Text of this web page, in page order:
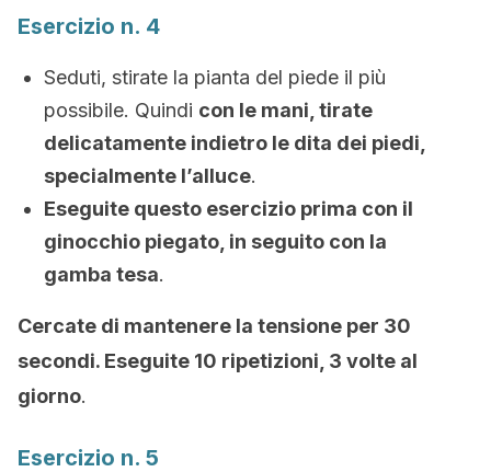
Esercizio n. 4
Seduti, stirate la pianta del piede il più
possibile. Quindi con le mani, tirate
delicatamente indietro le dita dei piedi,
specialmente l’alluce.
Eseguite questo esercizio prima con il
ginocchio piegato, in seguito con la
gamba tesa.
Cercate di mantenere la tensione per 30
secondi. Eseguite 10 ripetizioni, 3 volte al
giorno.
Esercizio n. 5